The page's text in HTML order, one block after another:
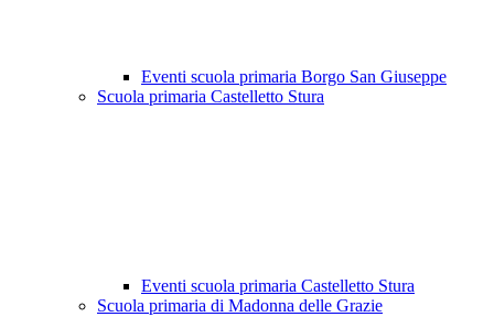
Eventi scuola primaria Borgo San Giuseppe
Scuola primaria Castelletto Stura
Eventi scuola primaria Castelletto Stura
Scuola primaria di Madonna delle Grazie